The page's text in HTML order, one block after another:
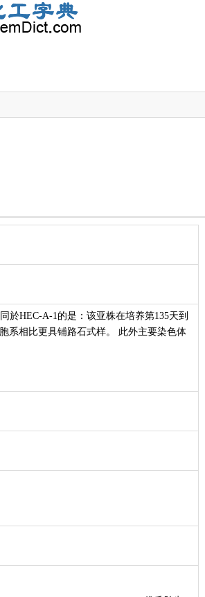
於HEC-A-1的是：该亚株在培养第135天到
系相比更具铺路石式样。 此外主要染色体